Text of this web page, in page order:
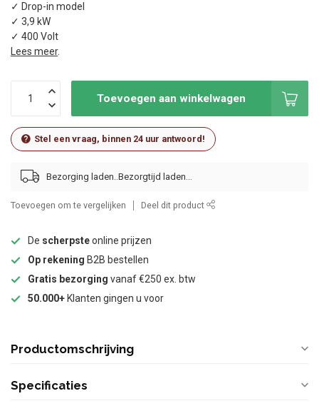
✓ Drop-in model
✓ 3,9 kW
✓ 400 Volt
Lees meer.
Toevoegen aan winkelwagen
Stel een vraag, binnen 24 uur antwoord!
Bezorging laden..
Toevoegen om te vergelijken Deel dit product
De scherpsteonline prijzen
Op rekening B2B bestellen
Gratis bezorging vanaf €250 ex. btw
50.000+ Klanten gingen u voor
Productomschrijving
Specificaties